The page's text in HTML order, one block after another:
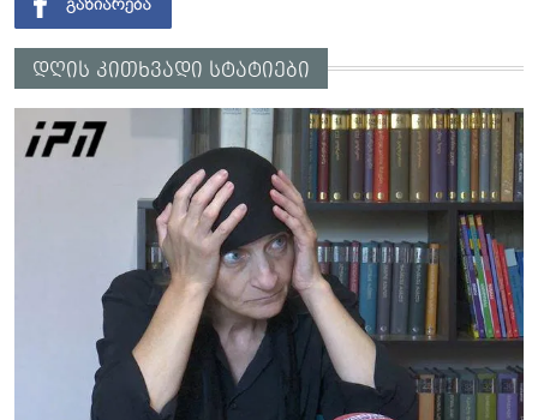
დღის კითხვადი სტატიები